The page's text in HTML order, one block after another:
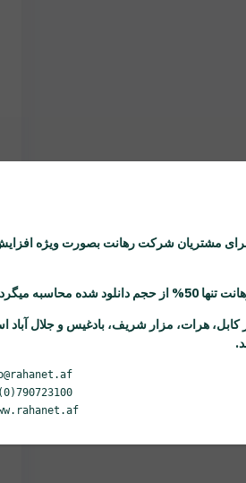
مشتریان شرکت رهانت بصورت ویژه
تنها 50% از حجم دانلود شده محاسبه میگردد.
کابل، هرات، مزار شریف، بادغیس و جلال آباد